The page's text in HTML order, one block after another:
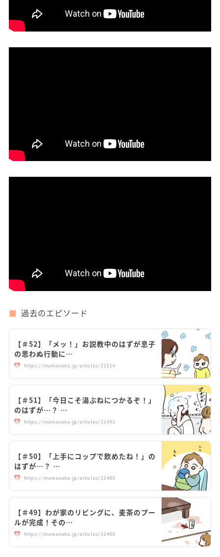
過去のエピソード
【＃52】「メッ！」お説教中のはずが息子
の思わぬ行動に…
https://mamanoko.jp/articles/31514
【＃51】「今日こそ湯ぶねにつかるぞ！」
のはずが…？ …
https://mamanoko.jp/articles/31493
【＃50】「上手にコップで飲めたね！」の
はずが…？ …
https://mamanoko.jp/articles/31480
【＃49】わが家のリビングに、麦茶のプー
ルが完成！その…
https://mamanoko.jp/articles/31466